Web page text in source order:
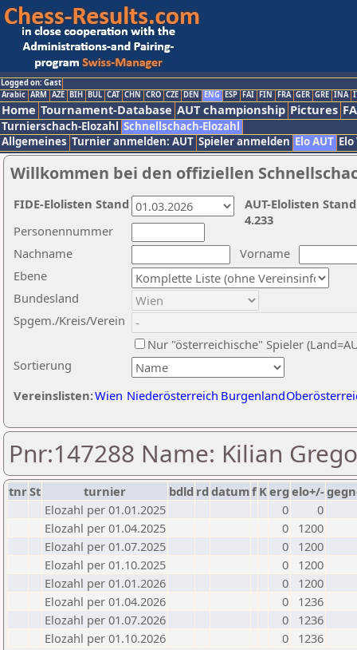
Logged on: Gast
Arabic ARM AZE BIH BUL CAT CHN CRO CZE DEN ENG ESP FAI FIN FRA GER GRE INA
Home Tournament-Database AUT championship Pictures
Turnierschach-Elozahl Schnellschach-Elozahl
Allgemeines Turnier anmelden: AUT Spieler anmelden Elo AUT
Willkommen bei den offiziellen
Nachname
Vorname
Ebene
Sortierung
Personennummer
Bundesland
Spgem./Kreis/Verein
Nur "österreichische" Spieler
Vereinslisten:Wien Niederösterreich Burgenland
AUT-Elolisten
4.233
FIDE-Elolisten Stand
Pnr:147288 Name: Kilian
tnrSt turnier bdld rd datumf Kerg elo+/-
Elozahl per 01.01.2025
0
0
Elozahl per 01.04.2025
0
1200
Elozahl per 01.07.2025
0
1200
Elozahl per 01.10.2025
0
1200
Elozahl per 01.01.2026
0
1200
Elozahl per 01.04.2026
0
1236
Elozahl per 01.07.2026
0
1236
Elozahl per 01.10.2026
0 1236